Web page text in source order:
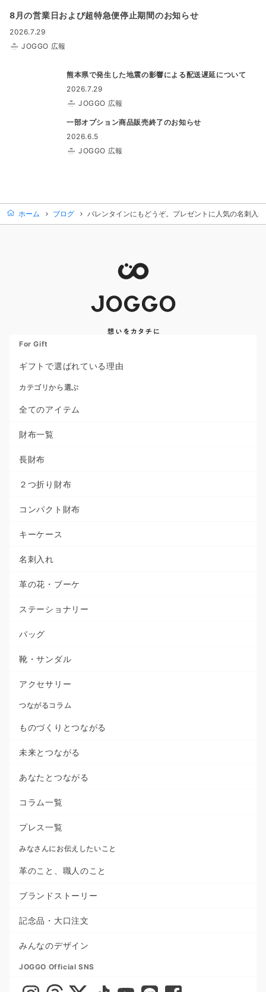
8月の営業日および超特急便停止期間のお知らせ
2026.7.29
JOGGO 広報
熊本県で発生した地震の影響による配送遅延について
2026.7.29
JOGGO 広報
一部オプション商品販売終了のお知らせ
2026.6.5
JOGGO 広報
ホーム ブログ バレンタインにもどうぞ。プレゼントに人気の名刺入
For Gift
ギフトで選ばれている理由
カテゴリから選ぶ
全てのアイテム
財布一覧
長財布
２つ折り財布
コンパクト財布
キーケース
名刺入れ
革の花・ブーケ
ステーショナリー
バッグ
靴・サンダル
アクセサリー
つながるコラム
ものづくりとつながる
未来とつながる
あなたとつながる
コラム一覧
プレス一覧
みなさんにお伝えしたいこと
革のこと、職人のこと
ブランドストーリー
記念品・大口注文
みんなのデザイン
JOGGO Official SNS